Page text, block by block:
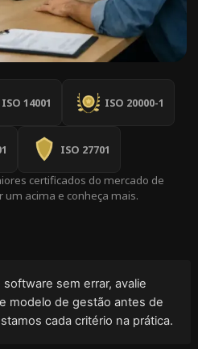
ISO 14001 ISO 20000-1
ISO 27701
certificados do mercado de
acima e conheça mais.
sem errar, avalie
modelo de gestão antes de
cada critério na prática.